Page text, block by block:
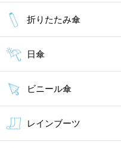
折りたたみ傘
日傘
ビニール傘
レインブーツ